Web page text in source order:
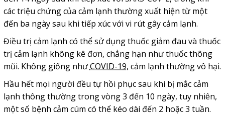
các triệu chứng của cảm lạnh thường xuất hiện từ một
đến ba ngày sau khi tiếp xúc với vi rút gây cảm lạnh.
Điều trị cảm lạnh có thể sử dụng thuốc giảm đau và thuốc
trị cảm lạnh không kê đơn, chẳng hạn như thuốc thông
mũi. Không giống nhưCOVID-19, cảm lạnh thường vô hại.
Hầu hết mọi người đều tự hồi phục sau khi bị mắc cảm
lạnh thông thường trong vòng 3 đến 10 ngày, tuy nhiên,
một số bệnh cảm cúm có thể kéo dài đến 2 hoặc 3 tuần.